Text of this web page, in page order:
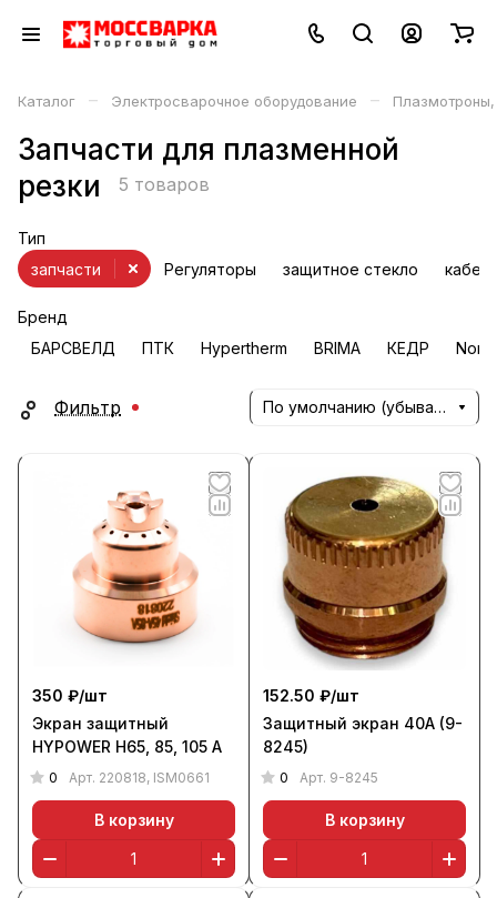
Каталог – Электросварочное оборудование –
Запчасти для плазменной
резки
5 товаров
Тип
Регуляторы
запчасти защитное стекло
Бренд
БАРСВЕЛД
ПТК Hypertherm BRIMA КЕДР
Фильтр По умолчанию (убывание)
350 ₽/шт
Экран защитный
HYPOWER Н65, 85, 105 А
0 Арт. 220818, ISM0661
В корзину
152.50 ₽/шт
Защитный экран 40А (9-
8245)
0 Арт. 9-8245
В корзину